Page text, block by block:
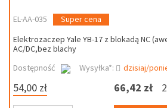
EL-AA-035
Super cena
Elektrozaczep Yale YB-17 z blokadą NC
AC/DC,bez blachy
Dostępność
Wysyłka*: dzisiaj/
54,00 zł 66,42 zł